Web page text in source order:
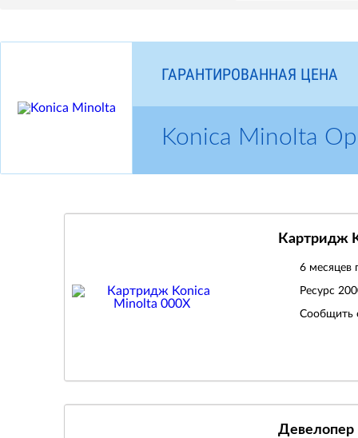
ГАРАНТИРОВАННАЯ ЦЕНА
Konica Minolta
Картридж
6 месяцев
Ресурс
Сообщить
Девелопер